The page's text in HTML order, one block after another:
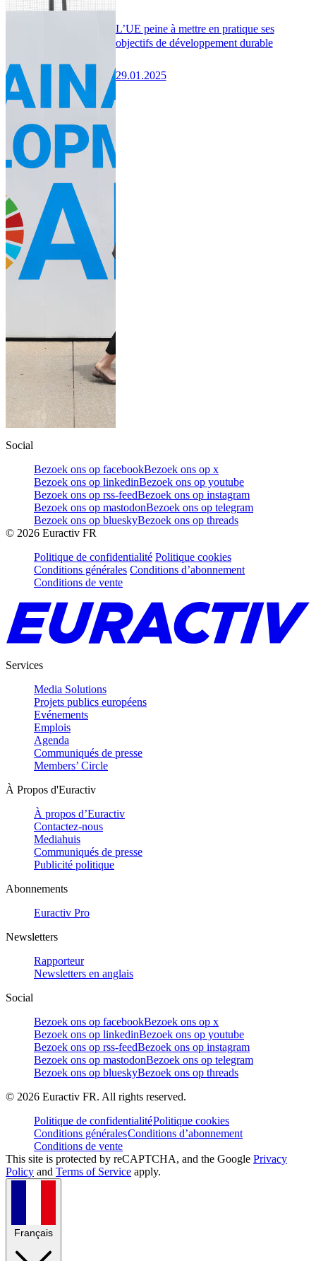
L’UE peine à mettre en pratique ses
objectifs de développement durable
29.01.2025
Social
Bezoek ons op facebookBezoek ons op x
Bezoek ons op linkedinBezoek ons op youtube
Bezoek ons op rss-feedBezoek ons op instagram
Bezoek ons op mastodonBezoek ons op telegram
Bezoek ons op blueskyBezoek ons op threads
© 2026 Euractiv FR
Politique de confidentialité Politique cookies
Conditions générales Conditions d’abonnement
Conditions de vente
Services
Media Solutions
Projets publics européens
Evénements
Emplois
Agenda
Communiqués de presse
Members’ Circle
À Propos d'Euractiv
À propos d’Euractiv
Contactez-nous
Mediahuis
Communiqués de presse
Publicité politique
Abonnements
Euractiv Pro
Newsletters
Rapporteur
Newsletters en anglais
Social
Bezoek ons op facebookBezoek ons op x
Bezoek ons op linkedinBezoek ons op youtube
Bezoek ons op rss-feedBezoek ons op instagram
Bezoek ons op mastodonBezoek ons op telegram
Bezoek ons op blueskyBezoek ons op threads
© 2026 Euractiv FR. All rights reserved.
Politique de confidentialitéPolitique cookies
Conditions généralesConditions d’abonnement
Conditions de vente
This site is protected by reCAPTCHA, and the Google Privacy
Policy and Terms of Service apply.
Français